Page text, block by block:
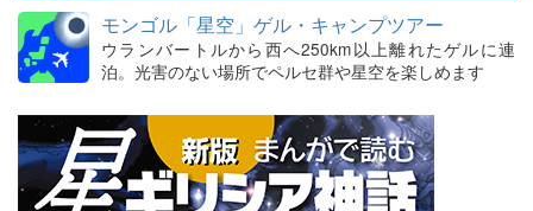
モンゴル「星空」ゲル・キャンプツアー
ウランバートルから西へ250km以上離れたゲルに連
泊。光害のない場所でペルセ群や星空を楽しめます